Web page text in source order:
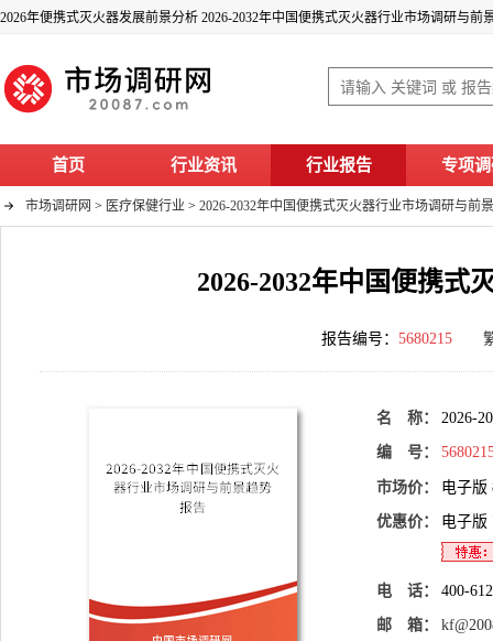
2026年便携式灭火器发展前景分析 2026-2032年中国便携式灭火器行业市场调研与前
首页 行业资讯 行业报告 专项
市场调研网 > 医疗保健行业 > 2026-2032年中国便携式灭火器行业市场调研与前
2026-2032年中国便携式
报告编号： 5680215
名 称： 2026-
编 号：
市场价： 电子版
优惠价： 电子版
电 话： 400-
邮 箱：